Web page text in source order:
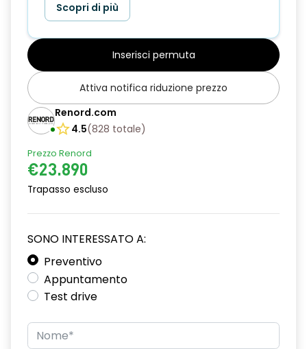
Scopri di più
Inserisci permuta
Attiva notifica riduzione prezzo
Renord.com
4.5(828 totale)
Prezzo Renord
€23.890
Trapasso escluso
SONO INTERESSATO A:
Preventivo
Appuntamento
Test drive